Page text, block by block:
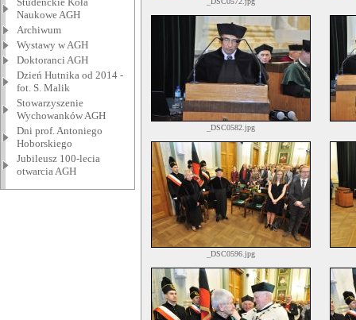
Naukowe AGH
Archiwum
Wystawy w AGH
Doktoranci AGH
Dzień Hutnika od 2014 -
fot. S. Malik
Stowarzyszenie
Wychowanków AGH
Dni prof. Antoniego
Hoborskiego
Jubileusz 100-lecia
otwarcia AGH
_DSC0582.jpg
_DSC0596.jpg